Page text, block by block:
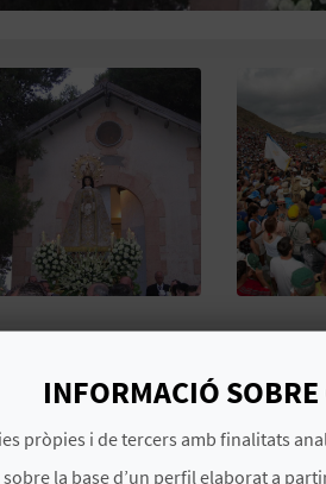
MÉS INFORMACIÓ
d'inici
03/08/2026
INFORMACIÓ
pròpies i de tercers amb finalitats
la base d’un perfil elaborat a